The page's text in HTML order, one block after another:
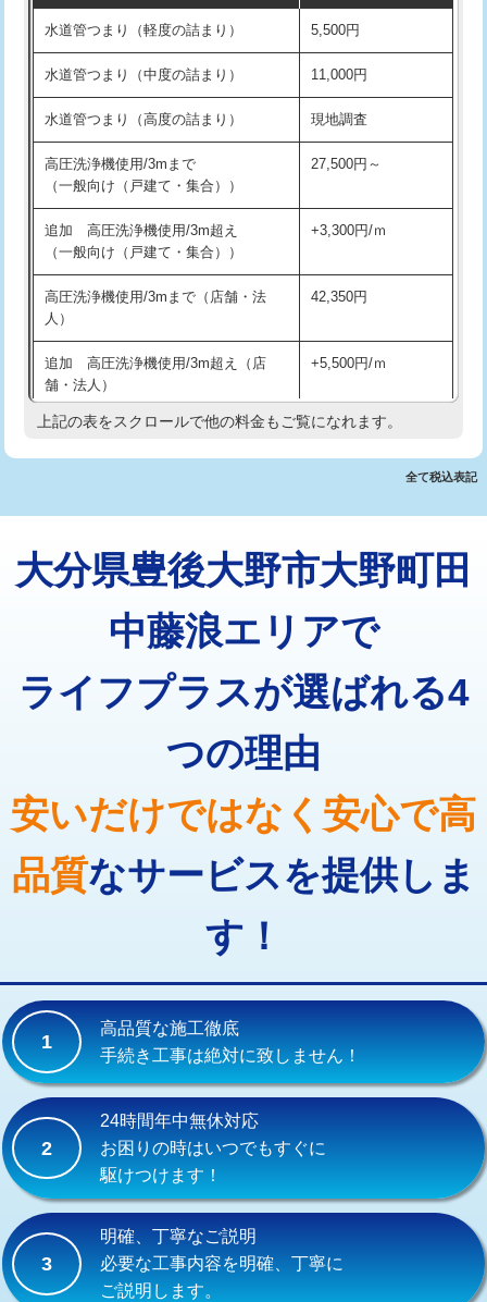
洗面台設置 38,500円
化粧台設置 22,000円
追加人工 16,500円
廃棄・処分 現場見積
※給水管工事は20mmまでの価格です。
交換・取付(排水栓・排水トラップ
22,000円+材料費
持込商品取付（混合水栓）
持込商品取付（浄水器・分岐水栓） 16,500円
業）
排水管工事（追加 排水管工事/3ｍ超
え）
マス交換（土の掘削・埋め戻し作業） 11,000円~
マス交換（深さ50㎝以上） 66,000円
コンクリート斫り（厚さ10㎝超え） 38,500円
モルタル補修（厚さ10㎝まで） 27,500円
16,500円
廃棄・処分 現場見積
水道管つまり（軽度の詰まり） 5,500円
水道管つまり（中度の詰まり） 11,000円
水道管つまり（高度の詰まり） 現地調査
高圧洗浄機使用/3mまで
（一般向け（戸建て・集合））
27,500円～
追加 高圧洗浄機使用/3m超え
（一般向け（戸建て・集合））
+3,300円/ｍ
高圧洗浄機使用/3mまで（店舗・法
人）
42,350円
追加 高圧洗浄機使用/3m超え（店
舗・法人）
+5,500円/ｍ
高度高圧洗浄換 現地調査
トーラー機使用/3mまで 33,000円
追加トーラー機使用/3m超え +3,300円
8,800円
止水・漏水調査・防水処理・清掃・修
11,000円
止水・漏水調査・防水処理・清掃・修
22,000円
止水・漏水調査・防水処理・清掃・修
理・調整・分解・加工など（重作業）
33,000円
その他部品の脱着 8,800円～
交換・取付(単水栓（壁付・デッキ
式）)
13,200円+材料費
交換・取付(混合水栓（壁付・デッキ
式・ワンホール）)
16,500円+材料費
交換・取付(排水栓・排水トラップ
（P/S/ポップアップ））
交換・取付（その他部品）
持込商品取付（単水栓）
持込商品取付（混合水栓） 16,500円
上記の表をスクロールで他の料金もご覧になれます。
全て税込表記
大分県豊後大野市大野町田
中藤浪エリアで
ライフプラスが選ばれる4
つの理由
安いだけではなく安心で高
品質なサービスを提供しま
す！
1
高品質な施工徹底
手続き工事は絶対に致しません！
2
24時間年中無休対応
お困りの時はいつでもすぐに
駆けつけます！
3
明確、丁寧なご説明
必要な工事内容を明確、丁寧に
ご説明します。